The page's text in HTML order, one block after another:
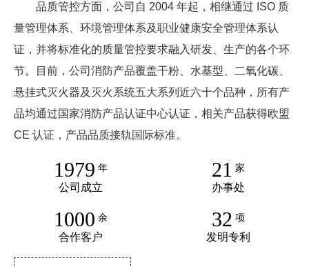
品质管控方面，公司自 2004 年起，相继通过 ISO 质
量管理体系、环境管理体系及职业健康安全管理体系认
证，并将标准化的质量管控要求融入研发、生产的各个环
节。目前，公司消防产品覆盖干粉、水基型、二氧化碳、
悬挂式灭火器及灭火系统五大系列近六十个品种，所有产
品均通过国家消防产品认证中心认证，相关产品获得欧盟
CE 认证，产品品质接轨国际标准。
1979 年
公司成立
21 家
办事处
1000 余
合作客户
32 项
发明专利